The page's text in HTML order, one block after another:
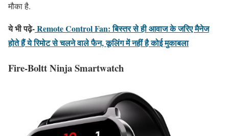
मौका है.
ये भी पढ़े-Remote Control Fan: बिस्तर से ही आवाज के जरिए मैनेज
होते हैं ये रिमोट से चलने वाले फैन, कूलिंग में नहीं है कोई मुकाबला
Fire-Boltt Ninja Smartwatch